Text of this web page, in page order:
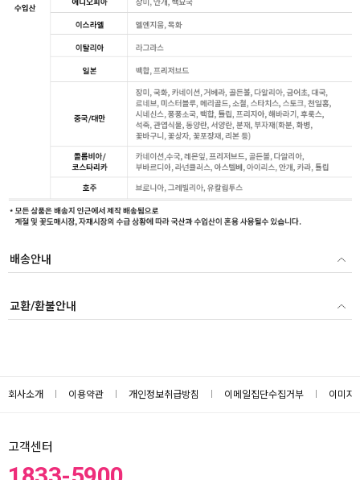
배송안내
교환/환불안내
회사소개 이용약관 개인정보취급방침 이메일집단수집거부 이미지
고객센터